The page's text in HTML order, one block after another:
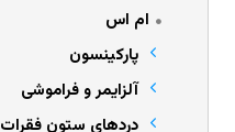
ام اس
پارکینسون
آلزایمر و فراموشی
دردهای ستون فقرات